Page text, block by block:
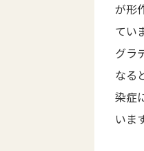
が形
てい
グラ
なる
染症
いま